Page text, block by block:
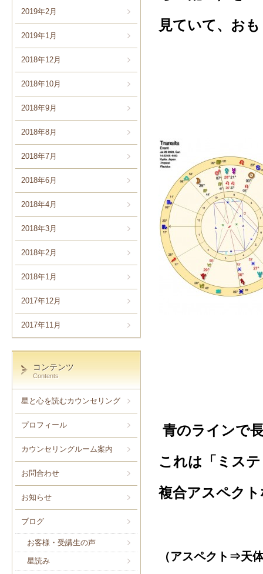
2019年2月
2019年1月
2018年12月
2018年10月
2018年9月
2018年8月
2018年7月
2018年6月
2018年4月
2018年3月
2018年2月
2018年1月
2017年12月
2017年11月
コンテンツ
Contents
星と心を読むカウンセリング
プロフィール
カウンセリングルーム案内
お問合わせ
お知らせ
ブログ
お客様・受講生の声
星読み
見ていて、お
青のラインで
これは「ミス
複合アスペク
（アスペクト⇒天